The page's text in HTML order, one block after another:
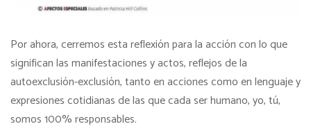
Por ahora, cerremos esta reflexión para la acción con lo que
significan las manifestaciones y actos, reflejos de la
autoexclusión-exclusión, tanto en acciones como en lenguaje y
expresiones cotidianas de las que cada ser humano, yo, tú,
somos 100% responsables.